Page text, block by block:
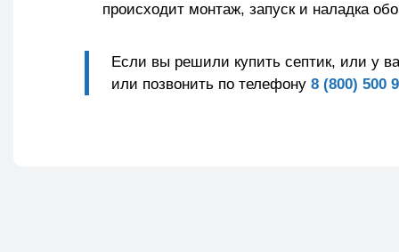
происходит монтаж, запуск и наладка
Если вы решили купить септик, или у
или позвонить по телефону 8 (800) 500